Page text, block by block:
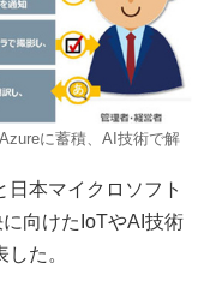
に蓄積、AI技術で解
本マイクロソフト
向けたIoTやAI技術
た。